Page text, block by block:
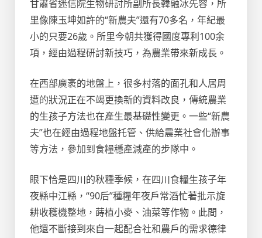
甘肅省迷信院生物研討所副所長韓融冰先容，所
里像陳玉坤如許的“新農夫”還有70多名，年紀最
小的只要26歲。所里今朝共獲得國度專利100余
項，經由過程研討新技巧，為農業帶來新成長。
在西部廣袤的地盤上，很多村落的面孔和人居周
遭的狀況正在不竭更換新的資料改良，傳統農業
的生孩子方法也在產生最基礎性變更。一些“新農
夫”也在經由過程地盤托管、供給農業社會化辦事
等方法，參加到食糧穩產減產的步隊中。
眼下恰是四川的秋種季候，在四川食糧生孩子年
夜縣中江縣，“90后”種糧年夜戶常滔忙著批示旋
耕收穫機整地，蒔植小麥、油菜等作物。此間，
他還不斷接到來自一起配合社和農戶的需求德律